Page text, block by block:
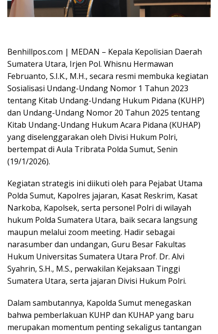
Benhillpos.com | MEDAN – Kepala Kepolisian Daerah
Sumatera Utara, Irjen Pol. Whisnu Hermawan
Februanto, S.I.K., M.H., secara resmi membuka kegiatan
Sosialisasi Undang-Undang Nomor 1 Tahun 2023
tentang Kitab Undang-Undang Hukum Pidana (KUHP)
dan Undang-Undang Nomor 20 Tahun 2025 tentang
Kitab Undang-Undang Hukum Acara Pidana (KUHAP)
yang diselenggarakan oleh Divisi Hukum Polri,
bertempat di Aula Tribrata Polda Sumut, Senin
(19/1/2026).
Kegiatan strategis ini diikuti oleh para Pejabat Utama
Polda Sumut, Kapolres jajaran, Kasat Reskrim, Kasat
Narkoba, Kapolsek, serta personel Polri di wilayah
hukum Polda Sumatera Utara, baik secara langsung
maupun melalui zoom meeting. Hadir sebagai
narasumber dan undangan, Guru Besar Fakultas
Hukum Universitas Sumatera Utara Prof. Dr. Alvi
Syahrin, S.H., M.S., perwakilan Kejaksaan Tinggi
Sumatera Utara, serta jajaran Divisi Hukum Polri.
Dalam sambutannya, Kapolda Sumut menegaskan
bahwa pemberlakuan KUHP dan KUHAP yang baru
merupakan momentum penting sekaligus tantangan